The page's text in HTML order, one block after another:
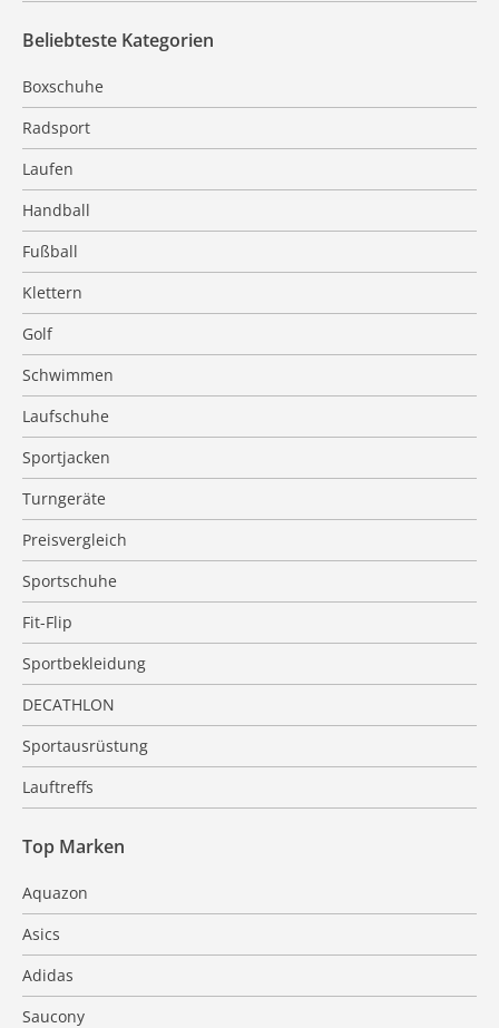
Beliebteste Kategorien
Boxschuhe
Radsport
Laufen
Handball
Fußball
Klettern
Golf
Schwimmen
Laufschuhe
Sportjacken
Turngeräte
Preisvergleich
Sportschuhe
Fit-Flip
Sportbekleidung
DECATHLON
Sportausrüstung
Lauftreffs
Top Marken
Aquazon
Asics
Adidas
Saucony